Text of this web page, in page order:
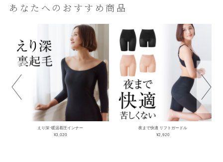
あなたへのおすすめ商品
えり深･暖温着圧インナー
¥3,020
夜まで快適 リフトガードル
¥2,920